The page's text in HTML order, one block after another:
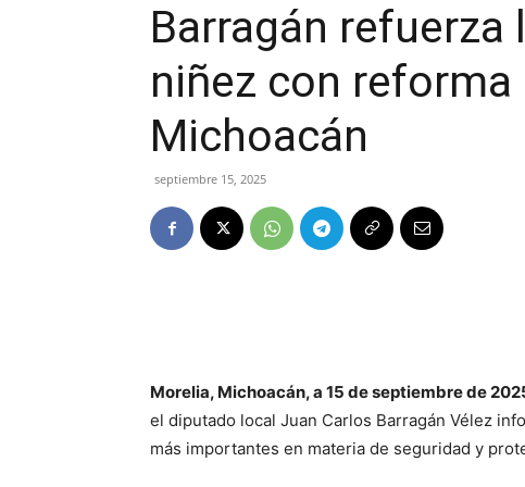
Barragán
niñez con reforma
Michoacán
septiembre 15, 2025
Morelia, Michoacán, a 15 de septiembre de
el diputado local Juan Carlos Barragán Vélez
más importantes en materia de seguridad y